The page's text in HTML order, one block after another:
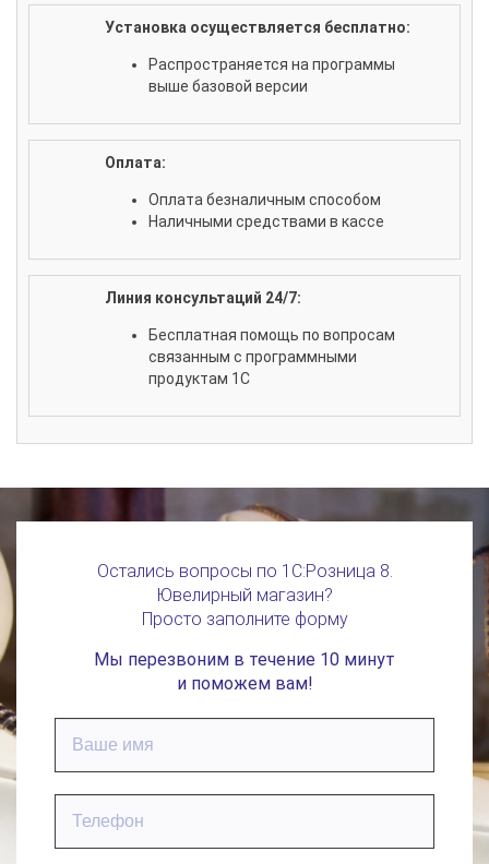
Установка осуществляется бесплатно:
Распространяется на программы
выше базовой версии
Оплата:
Оплата безналичным способом
Наличными средствами в кассе
Линия консультаций 24/7:
Бесплатная помощь по вопросам
связанным с программными
продуктам 1С
Остались вопросы по 1С:Розница 8.
Ювелирный магазин?
Просто заполните форму
Мы перезвоним в течение 10 минут
и поможем вам!